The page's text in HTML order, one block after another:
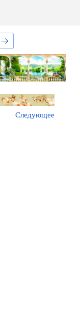
Следующее